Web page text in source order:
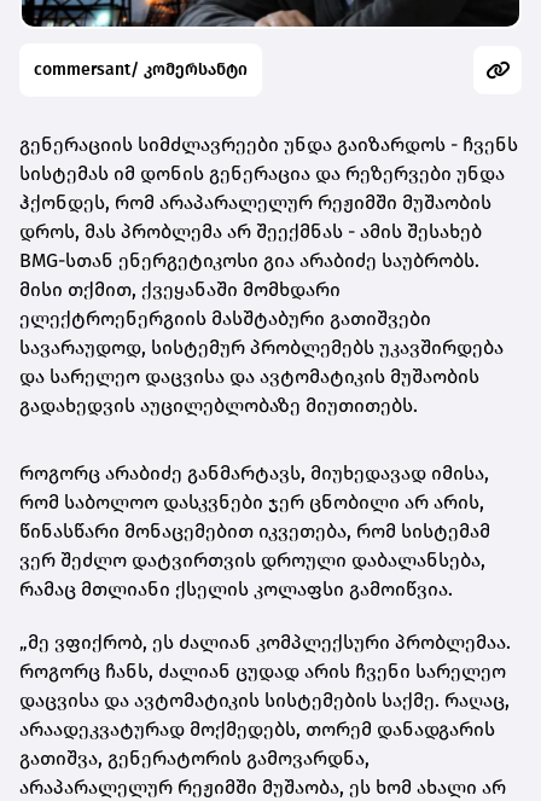
commersant/ კომერსანტი
გენერაციის სიმძლავრეები უნდა გაიზარდოს - ჩვენს
სისტემას იმ დონის გენერაცია და რეზერვები უნდა
ჰქონდეს, რომ არაპარალელურ რეჟიმში მუშაობის
დროს, მას პრობლემა არ შეექმნას - ამის შესახებ
BMG-სთან ენერგეტიკოსი გია არაბიძე საუბრობს.
მისი თქმით, ქვეყანაში მომხდარი
ელექტროენერგიის მასშტაბური გათიშვები
სავარაუდოდ, სისტემურ პრობლემებს უკავშირდება
და სარელეო დაცვისა და ავტომატიკის მუშაობის
გადახედვის აუცილებლობაზე მიუთითებს.
როგორც არაბიძე განმარტავს, მიუხედავად იმისა,
რომ საბოლოო დასკვნები ჯერ ცნობილი არ არის,
წინასწარი მონაცემებით იკვეთება, რომ სისტემამ
ვერ შეძლო დატვირთვის დროული დაბალანსება,
რამაც მთლიანი ქსელის კოლაფსი გამოიწვია.
„მე ვფიქრობ, ეს ძალიან კომპლექსური პრობლემაა.
როგორც ჩანს, ძალიან ცუდად არის ჩვენი სარელეო
დაცვისა და ავტომატიკის სისტემების საქმე. რაღაც,
არაადეკვატურად მოქმედებს, თორემ დანადგარის
გათიშვა, გენერატორის გამოვარდნა,
არაპარალელურ რეჟიმში მუშაობა, ეს ხომ ახალი არ